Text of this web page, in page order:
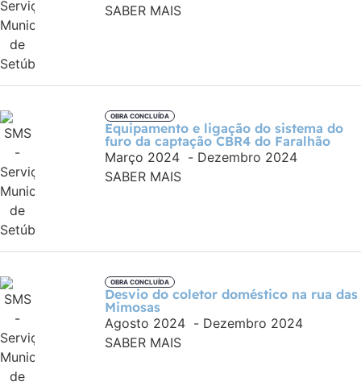
SABER MAIS
OBRA CONCLUÍDA
Equipamento e ligação do sistema do
furo da captação CBR4 do Faralhão
Março 2024 - Dezembro 2024
SABER MAIS
OBRA CONCLUÍDA
Desvio do coletor doméstico na rua das
Mimosas
Agosto 2024 - Dezembro 2024
SABER MAIS